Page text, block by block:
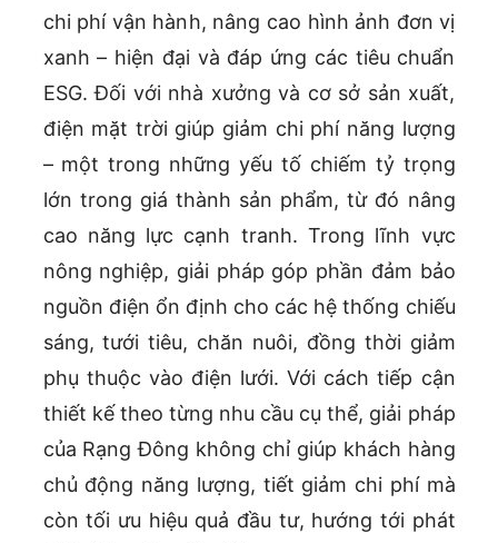
chi phí vận hành, nâng cao hình ảnh đơn vị
xanh – hiện đại và đáp ứng các tiêu chuẩn
ESG. Đối với nhà xưởng và cơ sở sản xuất,
điện mặt trời giúp giảm chi phí năng lượng
– một trong những yếu tố chiếm tỷ trọng
lớn trong giá thành sản phẩm, từ đó nâng
cao năng lực cạnh tranh. Trong lĩnh vực
nông nghiệp, giải pháp góp phần đảm bảo
nguồn điện ổn định cho các hệ thống chiếu
sáng, tưới tiêu, chăn nuôi, đồng thời giảm
phụ thuộc vào điện lưới. Với cách tiếp cận
thiết kế theo từng nhu cầu cụ thể, giải pháp
của Rạng Đông không chỉ giúp khách hàng
chủ động năng lượng, tiết giảm chi phí mà
còn tối ưu hiệu quả đầu tư, hướng tới phát